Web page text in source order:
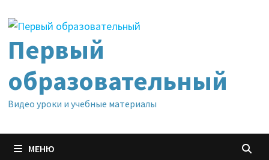
содержимому
Первый
образовательный
Видео уроки и учебные материалы
МЕНЮ